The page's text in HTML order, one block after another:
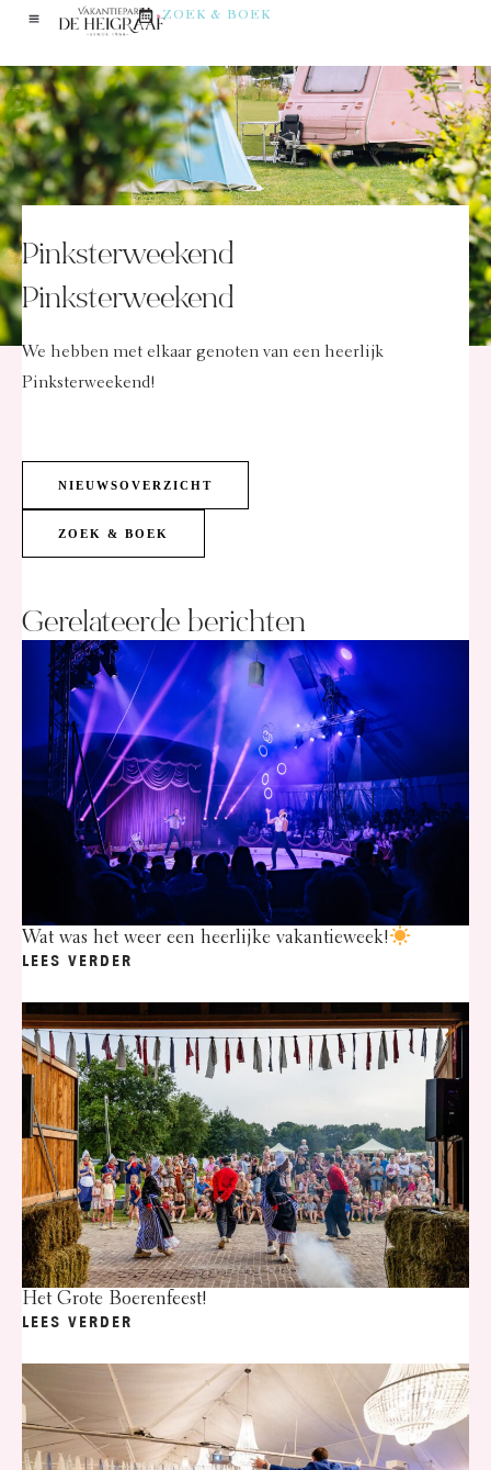
ZOEK & BOEK
Pinksterweekend
Pinksterweekend
We hebben met elkaar genoten van een heerlijk
Pinksterweekend!
NIEUWSOVERZICHT
ZOEK & BOEK
Gerelateerde berichten
Wat was het weer een heerlijke vakantieweek!
LEES VERDER
Het Grote Boerenfeest!
LEES VERDER